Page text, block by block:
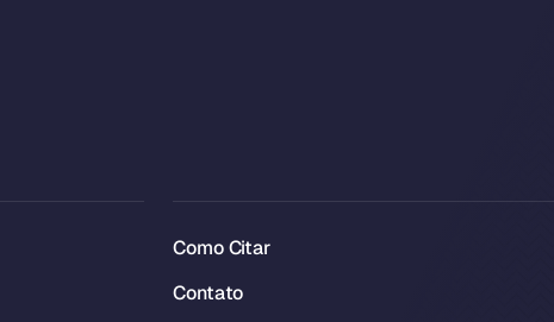
Como Citar
Contato